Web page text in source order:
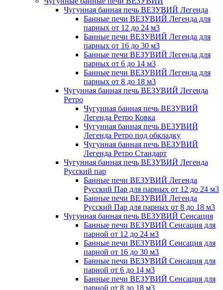
Чугунная банная печь ВЕЗУВИЙ Легенда
Банные печи ВЕЗУВИЙ Легенда для
парных от 12 до 24 м3
Банные печи ВЕЗУВИЙ Легенда для
парных от 16 до 30 м3
Банные печи ВЕЗУВИЙ Легенда для
парных от 6 до 14 м3
Банные печи ВЕЗУВИЙ Легенда для
парных от 8 до 18 м3
Чугунная банная печь ВЕЗУВИЙ Легенда
Ретро
Чугунная банная печь ВЕЗУВИЙ
Легенда Ретро Ковка
Чугунная банная печь ВЕЗУВИЙ
Легенда Ретро под обкладку
Чугунная банная печь ВЕЗУВИЙ
Легенда Ретро Стандарт
Чугунная банная печь ВЕЗУВИЙ Легенда
Русский пар
Банные печи ВЕЗУВИЙ Легенда
Русский Пар для парных от 12 до 24 м3
Банные печи ВЕЗУВИЙ Легенда
Русский Пар для парных от 8 до 18 м3
Чугунная банная печь ВЕЗУВИЙ Сенсация
Банные печи ВЕЗУВИЙ Сенсация для
парной от 12 до 24 м3
Банные печи ВЕЗУВИЙ Сенсация для
парной от 16 до 30 м3
Банные печи ВЕЗУВИЙ Сенсация для
парной от 6 до 14 м3
Банные печи ВЕЗУВИЙ Сенсация для
парной от 8 до 18 м3